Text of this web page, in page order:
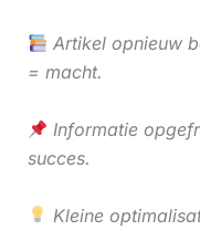
Artikel opnieuw
= macht.
Informatie
succes.
Kleine